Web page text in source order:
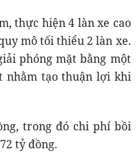
thực hiện 4 làn xe cao
mô tối thiểu 2 làn xe.
phóng mặt bằng một
nhằm tạo thuận lợi khi
trong đó chi phí bồi
tỷ đồng.